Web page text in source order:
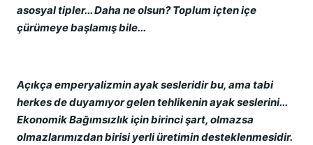
asosyal tipler... Daha ne olsun? Toplum içten içe
çürümeye başlamış bile...
Açıkça emperyalizmin ayak sesleridir bu, ama tabi
herkes de duyamıyor gelen tehlikenin ayak seslerini...
Ekonomik Bağımsızlık için birinci şart, olmazsa
olmazlarımızdan birisi yerli üretimin desteklenmesidir.